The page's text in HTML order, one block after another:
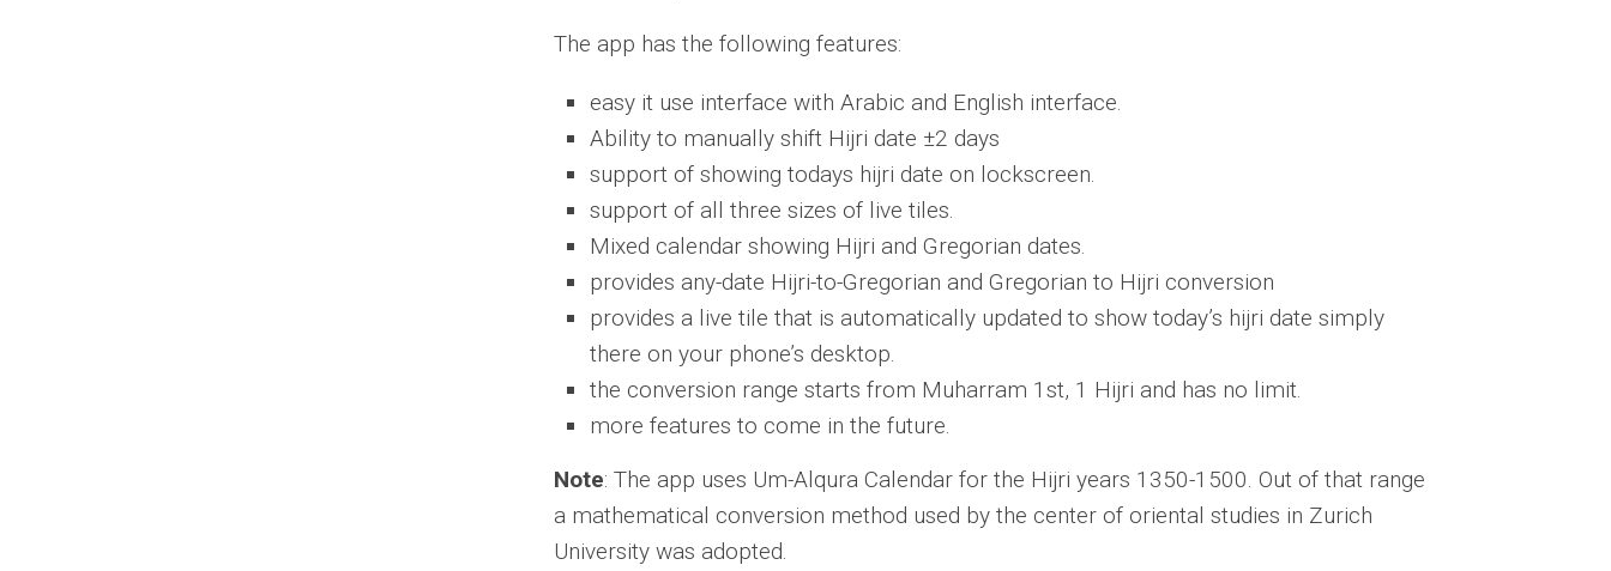
The app has the following features:
easy it use interface with Arabic and English interface.
Ability to manually shift Hijri date ±2 days
support of showing todays hijri date on lockscreen.
support of all three sizes of live tiles.
Mixed calendar showing Hijri and Gregorian dates.
provides any-date Hijri-to-Gregorian and Gregorian to Hijri conversion
provides a live tile that is automatically updated to show today’s hijri date simply
there on your phone’s desktop.
the conversion range starts from Muharram 1st, 1 Hijri and has no limit.
more features to come in the future.
Note: The app uses Um-Alqura Calendar for the Hijri years 1350-1500. Out of that range
a mathematical conversion method used by the center of oriental studies in Zurich
University was adopted.